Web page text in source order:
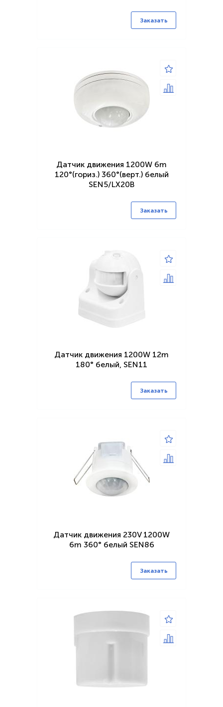
Заказать
Датчик движения 1200W 6m
120°(гориз.) 360°(верт.) белый
SEN5/LX20B
Заказать
Датчик движения 1200W 12m
180° белый, SEN11
Заказать
Датчик движения 230V 1200W
6m 360° белый SEN86
Заказать